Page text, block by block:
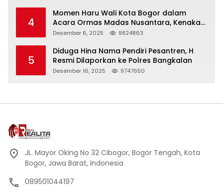
4
Momen Haru Wali Kota Bogor dalam
Acara Ormas Madas Nusantara, Kenakan
Peci Hitam Tinggi sebagai Simbol
Desember 6, 2025 9824863
5
Diduga Hina Nama Pendiri Pesantren, H
Resmi Dilaporkan ke Polres Bangkalan
Desember 16, 2025 9747650
JL. Mayor Oking No 32 Cibogor, Bogor Tengah, Kota
Bogor, Jawa Barat, Indonesia
089501044197